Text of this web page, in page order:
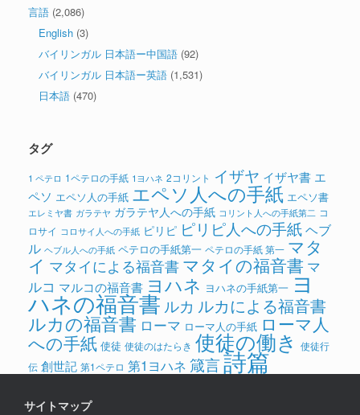
言語 (2,086)
English (3)
バイリンガル 日本語ー中国語 (92)
バイリンガル 日本語ー英語 (1,531)
日本語 (470)
タグ
1 ペテロ 1ペテロの手紙 1ヨハネ 2コリント イザヤ イザヤ書 エ
ペソ エペソ人の手紙 エペソ人への手紙 エペソ書
エレミヤ書 ガラテヤ ガラテヤ人への手紙 コリント人への手紙第二 コ
ロサイ コロサイ人への手紙 ピリピ ピリピ人への手紙ヘブ
ル ヘブル人への手紙 ペテロの手紙第一 ペテロの手紙 第一 マタ
イ マタイによる福音書 マタイの福音書 マ
ルコ マルコの福音書 ヨハネ ヨハネの手紙第一 ヨ
ハネの福音書 ルカ ルカによる福音書
ルカの福音書 ローマ ローマ人の手紙 ローマ人
への手紙 使徒 使徒のはたらき 使徒の働き 使徒行
伝 創世記 第1ペテロ 第1ヨハネ 箴言詩篇
サイトマップ